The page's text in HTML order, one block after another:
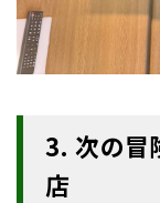
3. 次の冒
店